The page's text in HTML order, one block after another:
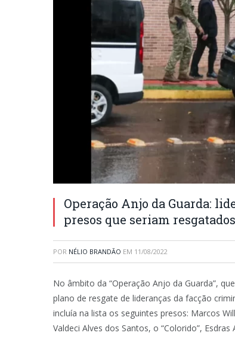
Operação Anjo da Guarda:
presos que seriam resgatados
POR NÉLIO BRANDÃO EM 11/08/2022
No âmbito da “Operação Anjo da Guarda”,
plano de resgate de lideranças da facção
incluía na lista os seguintes presos: Marcos
Valdeci Alves dos Santos, o “Colorido”,